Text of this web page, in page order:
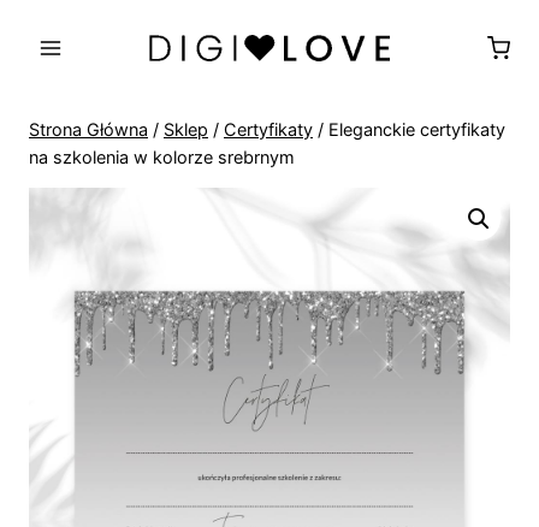
Strona Główna / Sklep / Certyfikaty / Eleganckie certyfikaty
na szkolenia w kolorze srebrnym